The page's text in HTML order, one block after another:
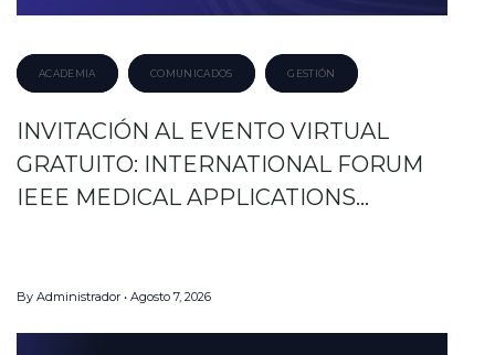
ACADEMIA COMUNICADOS GESTIÓN
INVITACIÓN AL EVENTO VIRTUAL
GRATUITO: INTERNATIONAL FORUM
IEEE MEDICAL APPLICATIONS…
By Administrador Agosto 7, 2026